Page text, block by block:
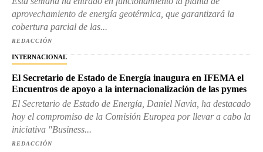
aprovechamiento de energía geotérmica, que garantizará la
cobertura parcial de las...
REDACCIÓN
INTERNACIONAL
El Secretario de Estado de Energía inaugura en IFEMA el
Encuentros de apoyo a la internacionalización de las pymes
El Secretario de Estado de Energía, Daniel Navia, ha destacado
hoy el compromiso de la Comisión Europea por llevar a cabo la
iniciativa "Business...
REDACCIÓN